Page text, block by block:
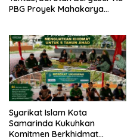
PBG Proyek Mahakarya
Syarikat Islam Kota
Samarinda Kukuhkan
Komitmen Berkhidmat